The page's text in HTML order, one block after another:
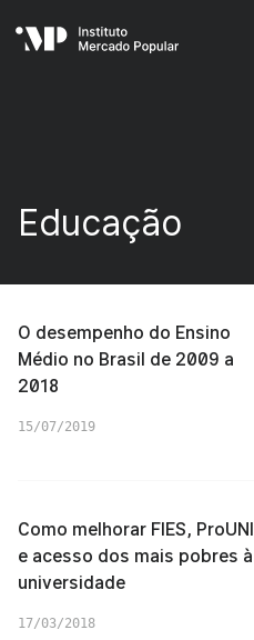
Educação
O desempenho do Ensino
Médio no Brasil de 2009 a
2018
15/07/2019
Como melhorar FIES, ProUNI
e acesso dos mais pobres à
universidade
17/03/2018